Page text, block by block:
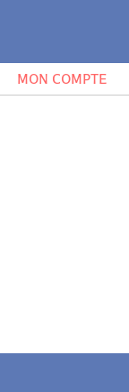
MON COMPTE